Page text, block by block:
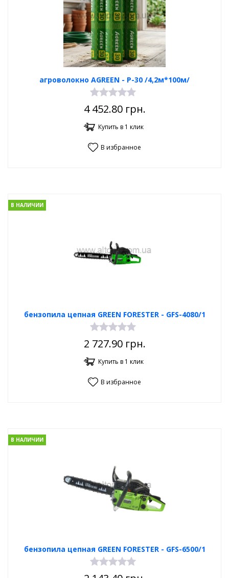
агроволокно AGREEN - Р-30 /4,2м*100м/
4 452.80грн.
Купить в 1 клик
В избранное
бензопила цепная GREEN FORESTER - GFS-4080/1
В НАЛИЧИИ
2 727.90грн.
Купить в 1 клик
В избранное
бензопила цепная GREEN FORESTER - GFS-6500/1
В НАЛИЧИИ